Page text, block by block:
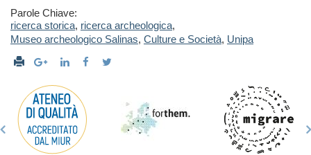
Parole Chiave:
ricerca storica, ricerca archeologica,
Museo archeologico Salinas, Culture e Società, Unipa